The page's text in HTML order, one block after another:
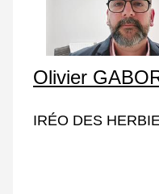
Olivier
IRÉO DES